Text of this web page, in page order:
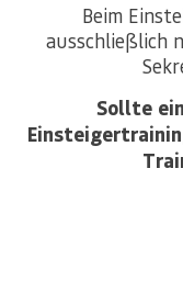
Beim
ausschließlich
Sollte